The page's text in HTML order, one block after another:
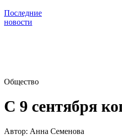
Последние
новости
Общество
С 9 сентября
Автор: Анна Семенова